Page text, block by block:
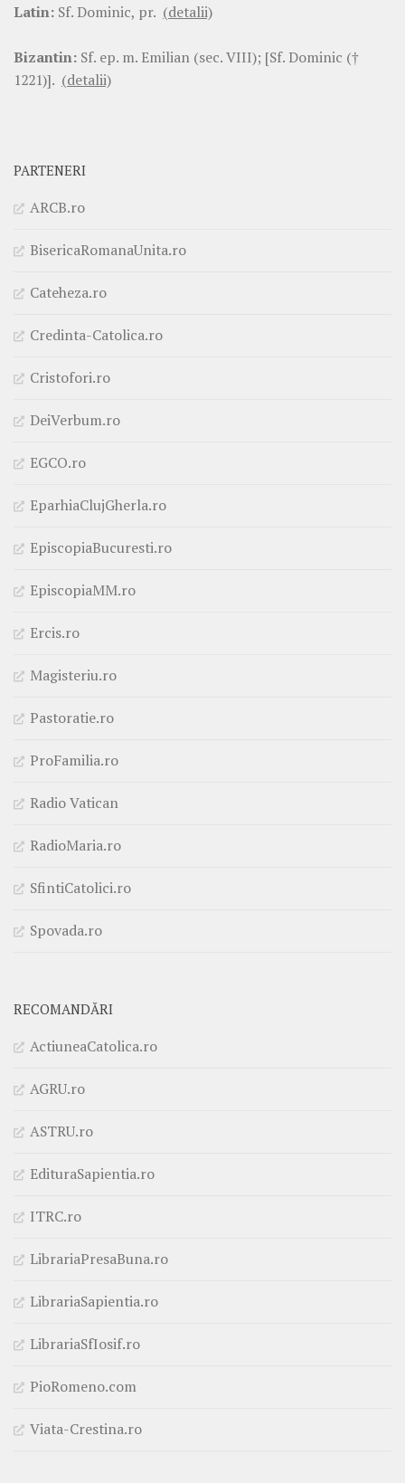
Latin: Sf. Dominic, pr. (detalii)
Bizantin: Sf. ep. m. Emilian (sec. VIII); [Sf. Dominic (†
1221)]. (detalii)
PARTENERI
ARCB.ro
BisericaRomanaUnita.ro
Cateheza.ro
Credinta-Catolica.ro
Cristofori.ro
DeiVerbum.ro
EGCO.ro
EparhiaClujGherla.ro
EpiscopiaBucuresti.ro
EpiscopiaMM.ro
Ercis.ro
Magisteriu.ro
Pastoratie.ro
ProFamilia.ro
Radio Vatican
RadioMaria.ro
SfintiCatolici.ro
Spovada.ro
RECOMANDĂRI
ActiuneaCatolica.ro
AGRU.ro
ASTRU.ro
EdituraSapientia.ro
ITRC.ro
LibrariaPresaBuna.ro
LibrariaSapientia.ro
LibrariaSfIosif.ro
PioRomeno.com
Viata-Crestina.ro